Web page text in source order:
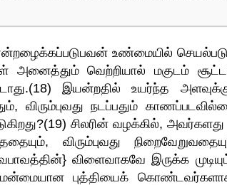
உண்மையில்
வெற்றியால் மகுடம்
இயன்றதில் உயர்ந்த
விரும்புவது நடப்பதும்
சிலரின் வழக்கில், அவர்களது
விரும்புவது
விளைவாகவே இருக்க
புத்தியைக்